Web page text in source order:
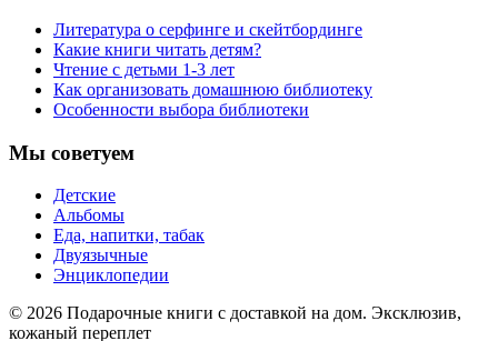
Литература о серфинге и скейтбординге
Какие книги читать детям?
Чтение с детьми 1-3 лет
Как организовать домашнюю библиотеку
Особенности выбора библиотеки
Мы советуем
Детские
Альбомы
Еда, напитки, табак
Двуязычные
Энциклопедии
© 2026 Подарочные книги с доставкой на дом. Эксклюзив,
кожаный переплет